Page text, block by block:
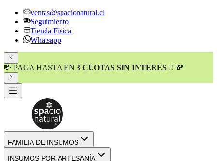
ventas@spacionatural.cl
Seguimiento
Tienda Física
Whatsapp
💸 PAGA HASTA EN 3 CUOTAS SIN INTERÉS !! 💸
FAMILIA DE INSUMOS
INSUMOS POR ARTESANÍA